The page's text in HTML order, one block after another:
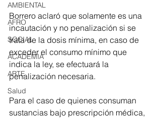
AMBIENTAL
AFRO
SOCIAL
ACADEMIA
ARTE
Salud
Borrero aclaró que solamente es una
incautación y no penalización si se
trata de la dosis mínima, en caso de
exceder el consumo mínimo que
indica la ley, se efectuará la
penalización necesaria.
Para el caso de quienes consuman
sustancias bajo prescripción médica,